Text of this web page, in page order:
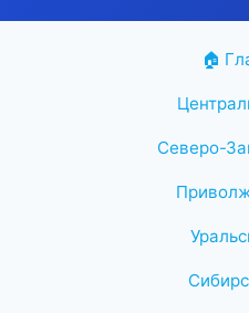
🏠
Северо-